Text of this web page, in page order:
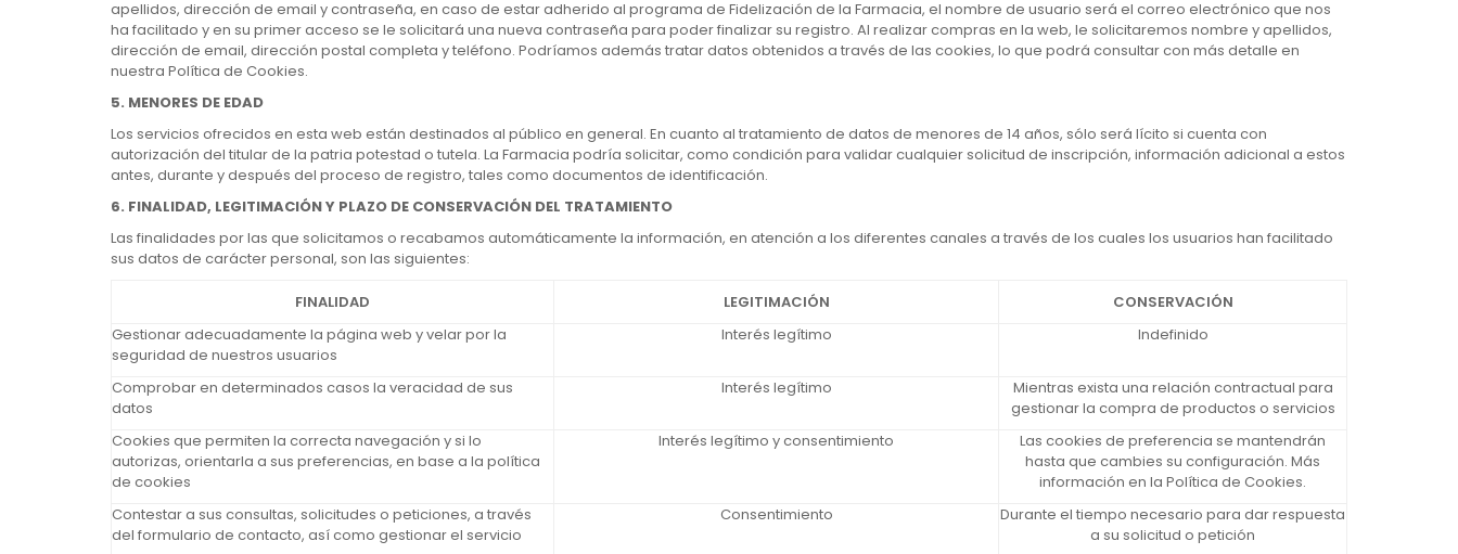
apellidos, dirección de email y contraseña, en caso de estar adherido al programa de Fidelización de la Farmacia, el nombre de usuario será el correo electrónico que nos
ha facilitado y en su primer acceso se le solicitará una nueva contraseña para poder finalizar su registro. Al realizar compras en la web, le solicitaremos nombre y apellidos,
dirección de email, dirección postal completa y teléfono. Podríamos además tratar datos obtenidos a través de las cookies, lo que podrá consultar con más detalle en
nuestra Política de Cookies.
5. MENORES DE EDAD
Los servicios ofrecidos en esta web están destinados al público en general. En cuanto al tratamiento de datos de menores de 14 años, sólo será lícito si cuenta con
autorización del titular de la patria potestad o tutela. La Farmacia podría solicitar, como condición para validar cualquier solicitud de inscripción, información adicional a estos
antes, durante y después del proceso de registro, tales como documentos de identificación.
6. FINALIDAD, LEGITIMACIÓN Y PLAZO DE CONSERVACIÓN DEL TRATAMIENTO
Las finalidades por las que solicitamos o recabamos automáticamente la información, en atención a los diferentes canales a través de los cuales los usuarios han facilitado
sus datos de carácter personal, son las siguientes:
FINALIDAD LEGITIMACIÓN
CONSERVACIÓN
Gestionar adecuadamente la página web y velar por la
seguridad de nuestros usuarios
Interés legítimo Indefinido
Comprobar en determinados casos la veracidad de sus
datos
Interés legítimo
Mientras exista una relación contractual para
gestionar la compra de productos o servicios
Cookies que permiten la correcta navegación y si lo
autorizas, orientarla a sus preferencias, en base a la política
de cookies
Interés legítimo y consentimiento
Las cookies de preferencia se mantendrán
hasta que cambies su configuración. Más
información en la Política de Cookies.
Contestar a sus consultas, solicitudes o peticiones, a través
del formulario de contacto, así como gestionar el servicio
Consentimiento
Durante el tiempo necesario para dar respuesta
a su solicitud o petición